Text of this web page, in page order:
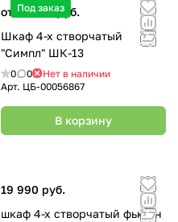
Под заказ
от 19 340 руб.
Шкаф 4-х створчатый
"Симпл" ШК-13
0 0
Нет в наличии
Арт. ЦБ-00056867
В корзину
19 990 руб.
шкаф 4-х створчатый фьюжн